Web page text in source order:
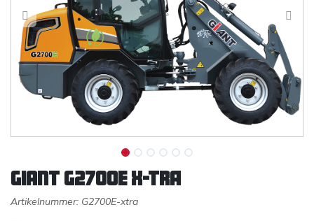
Giant G2700E X-TRA
Artikelnummer: G2700E-xtra